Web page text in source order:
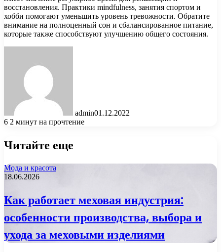
восстановления. Практики mindfulness, занятия спортом и
хобби помогают уменьшить уровень тревожности. Обратите
внимание на полноценный сон и сбалансированное питание,
которые также способствуют улучшению общего состояния.
admin01.12.2022
6 2 минут на прочтение
Читайте еще
Мода и красота
18.06.2026
Как работает меховая индустрия:
особенности производства, выбора и
ухода за меховыми изделиями